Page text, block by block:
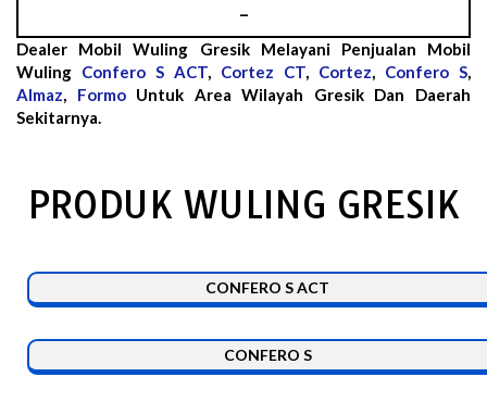
–
Dealer Mobil Wuling Gresik Melayani Penjualan Mobil
Wuling Confero S ACT, Cortez CT, Cortez, Confero S,
Almaz, FormoUntuk Area Wilayah Gresik Dan Daerah
Sekitarnya.
PRODUK WULING GRESIK
CONFERO S ACT
CONFERO S